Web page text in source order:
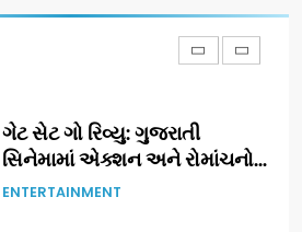
સિનેમામાં એક્શન અને રોમાંચનો
એક તદ્દન નવો અને અનોખો
ઝી સ્ટુડિયોઝનું ગુજરાતી સિનેમામાં
ગ્રાન્ડ એન્ટ્રી: સિદ્ધાર્થ રાંદેરિયાની
‘ટોમ એન્ડ ચેરી’ સાથે નવા યુગની
ENTERTAINMENT